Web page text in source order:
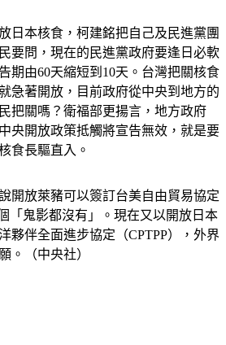
日本核食，柯建銘把自己及民進黨團
要問，現在的民進黨政府要逢日必軟
期由60天縮短到10天。台灣把關核食
急著開放，目前政府從中央到地方的
把關嗎？衛福部更揚言，地方政府
央開放政策抵觸將宣告無效，就是要
食長驅直入。
開放萊豬可以簽訂台美自由貿易協定
「鬼影都沒有」。現在又以開放日本
夥伴全面進步協定（CPTPP），外界
。（中央社）